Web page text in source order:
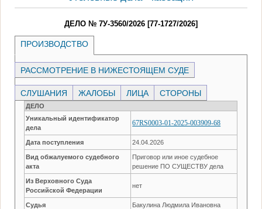
ДЕЛО № 7У-3560/2026 [77-1727/2026]
ПРОИЗВОДСТВО
РАССМОТРЕНИЕ В НИЖЕСТОЯЩЕМ СУДЕ
СЛУШАНИЯ ЖАЛОБЫ ЛИЦА СТОРОНЫ
ДЕЛО
Уникальный идентификатор
дела
67RS0003-01-2025-003909-68
Дата поступления 24.04.2026
Вид обжалуемого судебного
акта
Приговор или иное судебное
решение ПО СУЩЕСТВУ дела
Из Верховного Суда
Российской Федерации
нет
Судья Бакулина Людмила Ивановна